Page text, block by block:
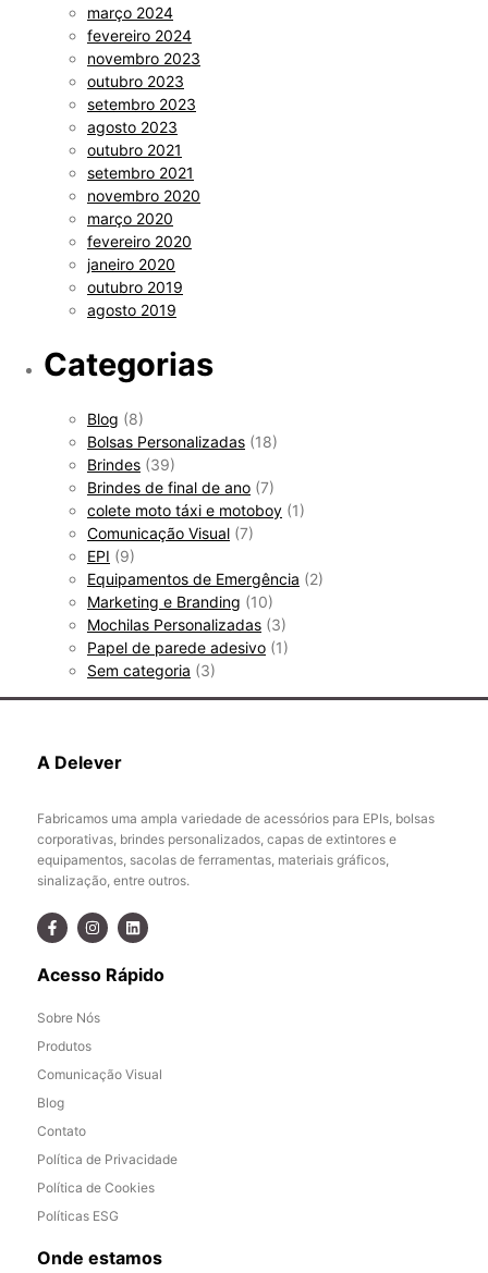
março 2024
fevereiro 2024
novembro 2023
outubro 2023
setembro 2023
agosto 2023
outubro 2021
setembro 2021
novembro 2020
março 2020
fevereiro 2020
janeiro 2020
outubro 2019
agosto 2019
Categorias
Blog (8)
Bolsas Personalizadas (18)
Brindes (39)
Brindes de final de ano (7)
colete moto táxi e motoboy (1)
Comunicação Visual (7)
EPI (9)
Equipamentos de Emergência (2)
Marketing e Branding (10)
Mochilas Personalizadas (3)
Papel de parede adesivo (1)
Sem categoria (3)
A Delever
Fabricamos uma ampla variedade de acessórios para EPIs, bolsas
corporativas, brindes personalizados, capas de extintores e
equipamentos, sacolas de ferramentas, materiais gráficos,
sinalização, entre outros.
Acesso Rápido
Sobre Nós
Produtos
Comunicação Visual
Blog
Contato
Política de Privacidade
Política de Cookies
Políticas ESG
Onde estamos